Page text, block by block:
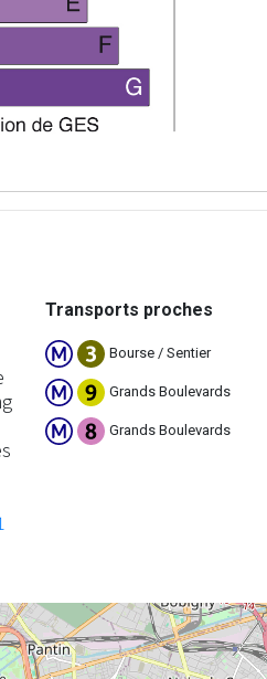
Transports proches
Bourse / Sentier
Grands Boulevards
Grands Boulevards